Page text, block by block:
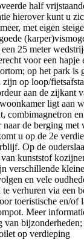
half
kunt u
met eigen
25 meter
voor een
op het park
op loop/
aan de
ligt
de berging
u op de 2e
Op de
kunststof
verschillende
en vele
verhuren via
toeristische
Meer
op verdieping